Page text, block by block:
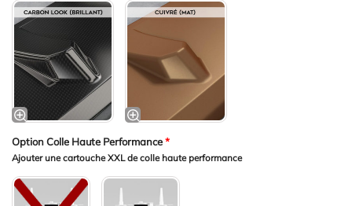
Option Colle Haute Performance*
Ajouter une cartouche XXL de colle haute performance